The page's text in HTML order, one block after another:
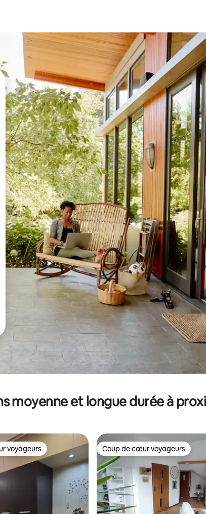
haut et vers le bas pour les parcourir ou en appuyant et en
moyenne et longue durée à
les plus appréciés
voyageurs Coup de cœur voyageurs
Coup de cœur voyageurs